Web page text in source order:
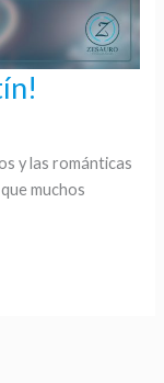
y las románticas
muchos